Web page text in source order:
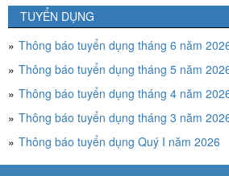
Audio
TUYỂN DỤNG
Thông báo tuyển dụng tháng 6 năm
Thông báo tuyển dụng tháng 5 năm
Thông báo tuyển dụng tháng 4 năm
Thông báo tuyển dụng tháng 3 năm
Thông báo tuyển dụng Quý I năm 2026